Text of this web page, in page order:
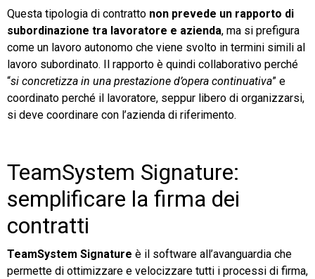
Questa tipologia di contratto non prevede un rapporto di
subordinazione tra lavoratore e azienda, ma si prefigura
come un lavoro autonomo che viene svolto in termini simili al
lavoro subordinato. Il rapporto è quindi collaborativo perché
“si concretizza in una prestazione d’opera continuativa” e
coordinato perché il lavoratore, seppur libero di organizzarsi,
si deve coordinare con l’azienda di riferimento.
TeamSystem Signature:
semplificare la firma dei
contratti
TeamSystem Signature è il software all’avanguardia che
permette di ottimizzare e velocizzare tutti i processi di firma,